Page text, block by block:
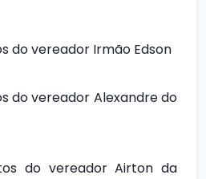
do vereador Irmão Edson
do vereador Alexandre do
do vereador Airton da